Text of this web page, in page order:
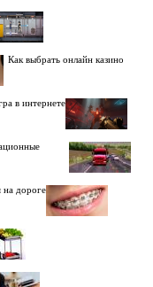
Как выбрать онлайн казино
в интернете
на дороге